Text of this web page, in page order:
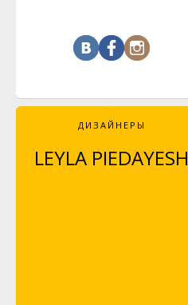
ДИЗАЙНЕРЫ
LEYLA PIEDAYESH